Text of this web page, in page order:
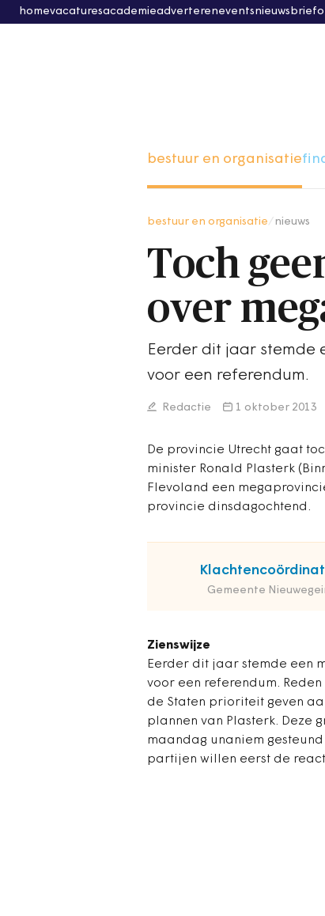
homevacaturesacademieadvertereneventsnieuwsbrief
bestuur en organisatie
bestuur en organisatie nieuws
Toch
over
Eerder dit jaar stemde
voor een referendum.
Redactie 1 oktober 2013
De provincie Utrecht gaat
minister Ronald Plasterk
Flevoland een
provincie dinsdagochtend.
Gemeente
Zienswijze
Eerder dit jaar stemde een
voor een referendum.
de Staten prioriteit geven
plannen van Plasterk. Deze
maandag unaniem
partijen willen eerst de